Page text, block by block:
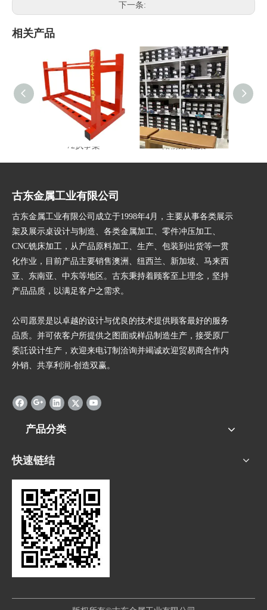
下一条:
相关产品
72执事架 储物架-鞋架
古东金属工业有限公司
古东金属工业有限公司成立于1998年4月，主要从事各类展示
架及展示桌设计与制造、各类金属加工、零件冲压加工、
CNC铣床加工，从产品原料加工、生产、包装到出货等一贯
化作业，目前产品主要销售澳洲、纽西兰、新加坡、马来西
亚、东南亚、中东等地区。古东秉持着顾客至上理念，坚持
产品品质，以满足客户之需求。
公司愿景是以卓越的设计与优良的技术提供顾客最好的服务
品质。并可依客户所提供之图面或样品制造生产，接受原厂
委託设计生产，欢迎来电订制洽询并竭诚欢迎贸易商合作内
外销、共享利润-创造双赢。
产品分类
快速链结